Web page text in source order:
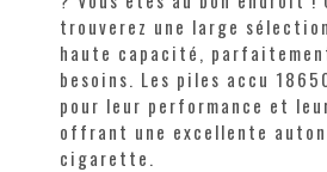
trouverez une large
haute capacité,
besoins. Les piles accu
pour leur performance et
offrant une excellente
cigarette.